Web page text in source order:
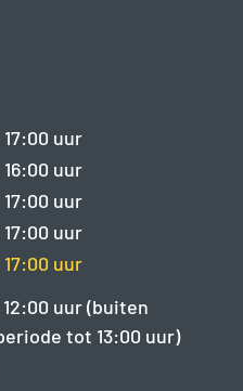
uur
uur
uur
uur
uur
uur (buiten
tot 13:00 uur)